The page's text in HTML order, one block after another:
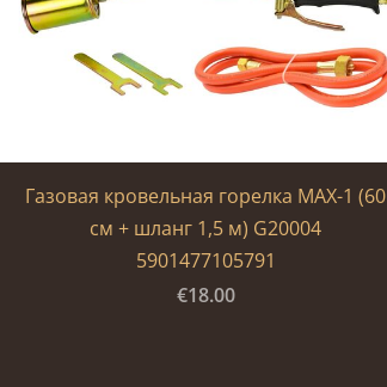
Газовая кровельная горелка MAX-1 (60
см + шланг 1,5 м) G20004
5901477105791
€18.00